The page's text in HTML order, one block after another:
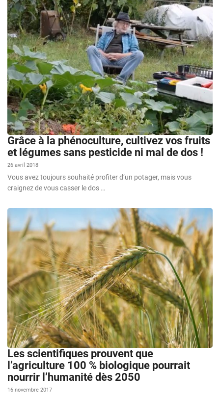
Grâce à la phénoculture, cultivez vos fruits
et légumes sans pesticide ni mal de dos !
26 avril 2018
Vous avez toujours souhaité profiter d’un potager, mais vous
craignez de vous casser le dos …
Les scientifiques prouvent que
l’agriculture 100 % biologique pourrait
nourrir l’humanité dès 2050
16 novembre 2017